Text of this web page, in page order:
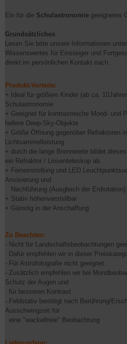
Ein für die Schulastronomie geeignetes
Grundsätzliches:
Lesen Sie bitte unsere Informationen
Wissenswertes für Einsteiger und
direkt im persönlichen Kontakt nach.
Produkt-Vorteile:
+ Ideal für größere Kinder (ab ca.
Schulastronomie
+ Geeignet für kontrastreiche Mond- und
hellere Deep-Sky-Objekte
+ Größe Öffnung gegenüber Refraktoren
Lichtsammelleistung
​+ durch die lange Brennweite bildet
ein Refraktor / Linsenteleskop ab.
+ Feineinstellung und LED
Anvisierung und
Nachführung (Ausgleich der
+ Stativ höhenverstellbar
+ Günstig in der Anschaffung
Zu Beachten:
- Nicht für Landschaftsbeobachtungen
Dafür empfehlen wir in dieser
- Für Astrofotografie nicht geeignet.
- Zusätzlich empfehlen wir bei
Schutz der Augen und
für besseren Kontrast.
- Feldstativ benötigt nach Berührung/
Ausschwingzeit für
eine "wackelfreie" Beobachtung